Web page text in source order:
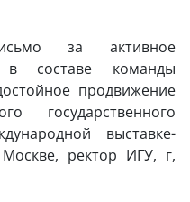
за активное
в составе команды
продвижение
государственного
выставке-
ректор ИГУ, г,